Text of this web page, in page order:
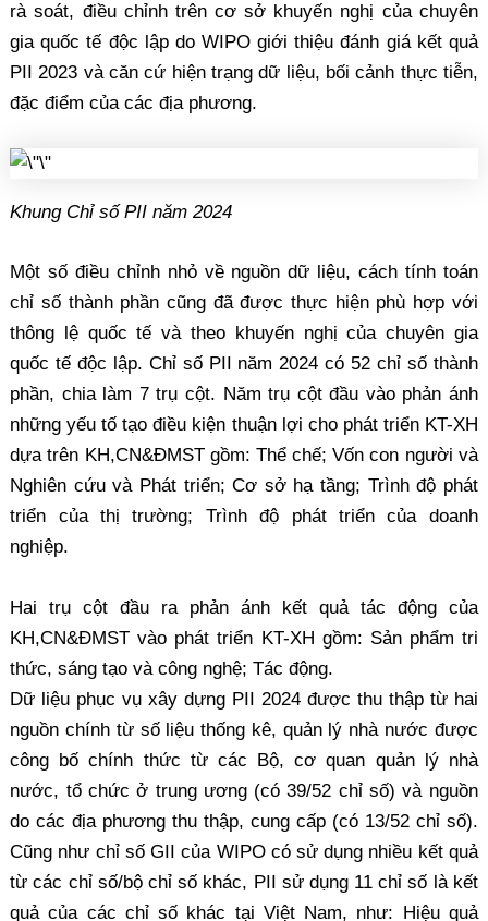
rà soát, điều chỉnh trên cơ sở khuyến nghị của chuyên
gia quốc tế độc lập do WIPO giới thiệu đánh giá kết quả
PII 2023 và căn cứ hiện trạng dữ liệu, bối cảnh thực tiễn,
đặc điểm của các địa phương.
Khung Chỉ số PII năm 2024
Một số điều chỉnh nhỏ về nguồn dữ liệu, cách tính toán
chỉ số thành phần cũng đã được thực hiện phù hợp với
thông lệ quốc tế và theo khuyến nghị của chuyên gia
quốc tế độc lập. Chỉ số PII năm 2024 có 52 chỉ số thành
phần, chia làm 7 trụ cột. Năm trụ cột đầu vào phản ánh
những yếu tố tạo điều kiện thuận lợi cho phát triển KT-XH
dựa trên KH,CN&ĐMST gồm: Thể chế; Vốn con người và
Nghiên cứu và Phát triển; Cơ sở hạ tầng; Trình độ phát
triển của thị trường; Trình độ phát triển của doanh
nghiệp.
Hai trụ cột đầu ra phản ánh kết quả tác động của
KH,CN&ĐMST vào phát triển KT-XH gồm: Sản phẩm tri
thức, sáng tạo và công nghệ; Tác động.
Dữ liệu phục vụ xây dựng PII 2024 được thu thập từ hai
nguồn chính từ số liệu thống kê, quản lý nhà nước được
công bố chính thức từ các Bộ, cơ quan quản lý nhà
nước, tổ chức ở trung ương (có 39/52 chỉ số) và nguồn
do các địa phương thu thập, cung cấp (có 13/52 chỉ số).
Cũng như chỉ số GII của WIPO có sử dụng nhiều kết quả
từ các chỉ số/bộ chỉ số khác, PII sử dụng 11 chỉ số là kết
quả của các chỉ số khác tại Việt Nam, như: Hiệu quả